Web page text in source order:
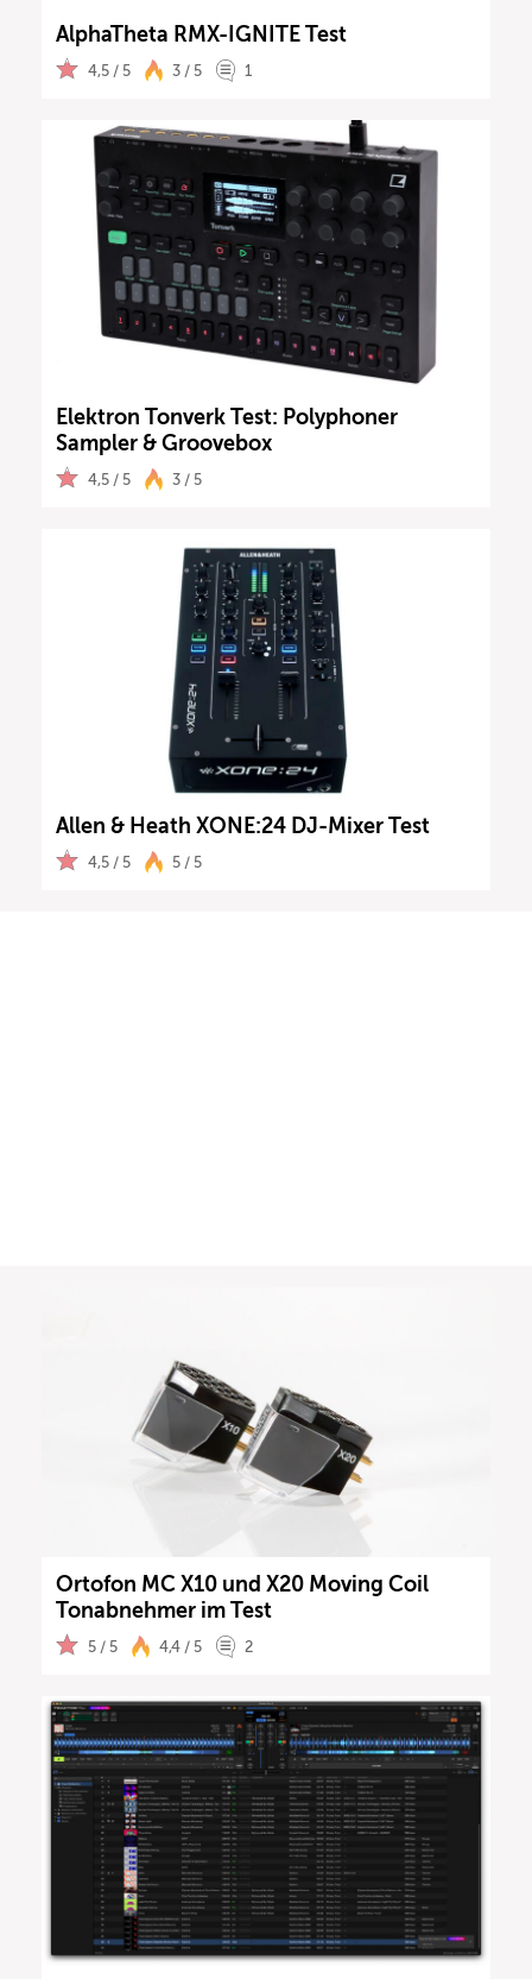
AlphaTheta RMX-IGNITE Test
4,5 / 5 3 / 5 1
Elektron Tonverk Test: Polyphoner
Sampler & Groovebox
4,5 / 5 3 / 5
Allen & Heath XONE:24 DJ-Mixer Test
4,5 / 5 5 / 5
Ortofon MC X10 und X20 Moving Coil
Tonabnehmer im Test
5 / 5 4,4 / 5 2